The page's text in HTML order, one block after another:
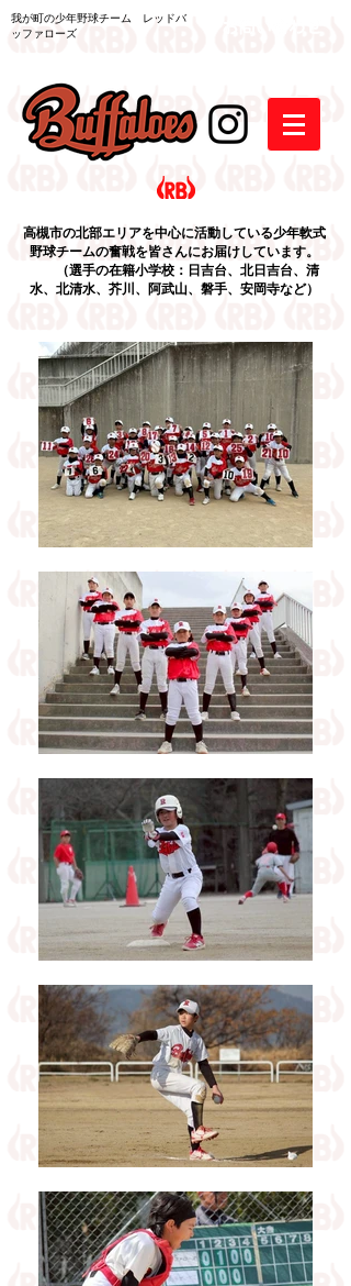
我が町の少年野球チーム レッドバ
ッファローズ
高槻市の北部エリアを中心に活動している少年軟式
野球チームの奮戦を皆さんにお届けしています。
（選手の在籍小学校：日吉台、北日吉台、清
水、北清水、芥川、阿武山、磐手、安岡寺など）